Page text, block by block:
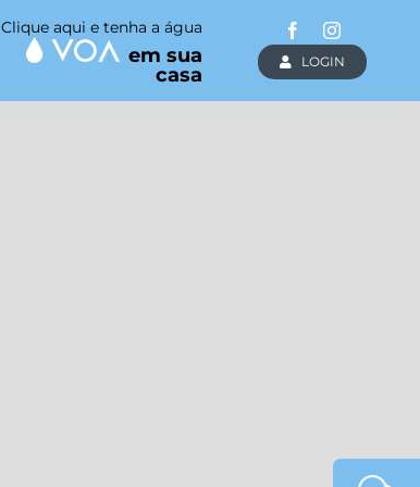
Clique aqui e tenha a água
em sua
casa
LOGIN